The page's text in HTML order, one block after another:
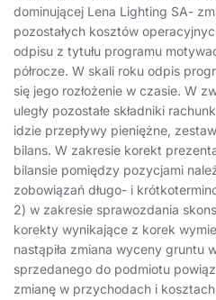
dominującej Lena Lighting SA-
pozostałych kosztów
odpisu z tytułu programu
półrocze. W skali roku odpis
się jego rozłożenie w czasie. W
uległy pozostałe składniki
idzie przepływy pieniężne,
bilans. W zakresie korekt
bilansie pomiędzy pozycjami
zobowiązań długo- i
2) w zakresie sprawozdania
korekty wynikające z korek
nastąpiła zmiana wyceny gruntu
sprzedanego do podmiotu
zmianę w przychodach i